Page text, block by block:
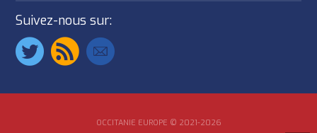
Suivez-nous sur:
OCCITANIE EUROPE © 2021-2026